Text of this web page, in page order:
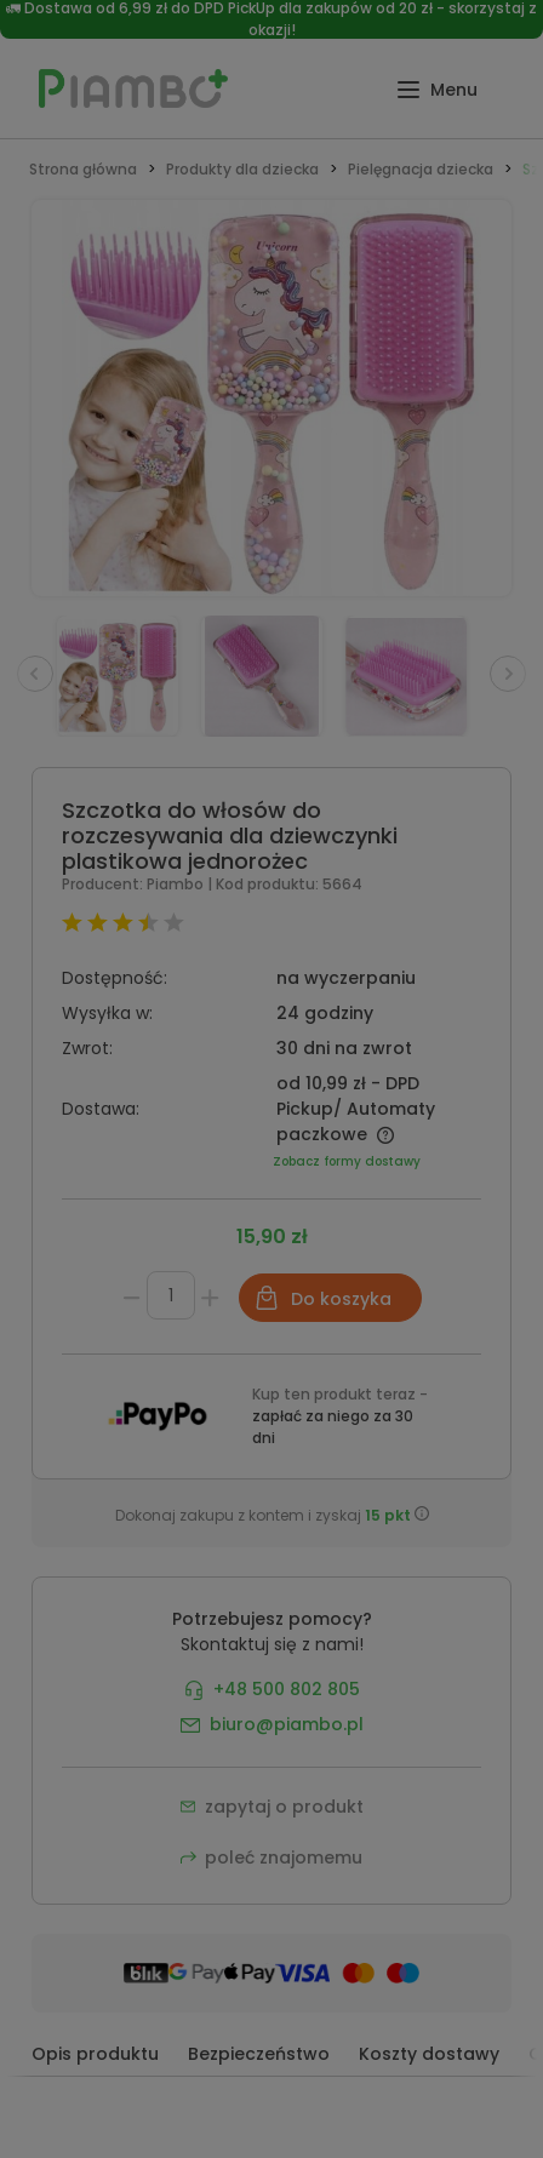
🚛 Dostawa od 6,99 zł do DPD PickUp dla zakupów od 20 zł - skorzystaj z
okazji!
Strona główna Produkty dla dziecka Pielęgnacja dziecka
Szczotka do włosów do
rozczesywania dla dziewczynki
plastikowa jednorożec
Producent: Piambo | Kod produktu: 5664
Dostępność:
na wyczerpaniu
Wysyłka w:
24 godziny
Zwrot:
30 dni na zwrot
Dostawa:
od 10,99 zł - DPD
Pickup/ Automaty
paczkowe
Zobacz formy dostawy
15,90 zł
Do koszyka
Kup ten produkt teraz -
zapłać za niego za 30
dni
Dokonaj zakupu z kontem i zyskaj 15 pkt
Potrzebujesz pomocy?
Skontaktuj się z nami!
+48 500 802 805
biuro@piambo.pl
zapytaj o produkt
poleć znajomemu
Opis produktu Bezpieczeństwo Koszty dostawy